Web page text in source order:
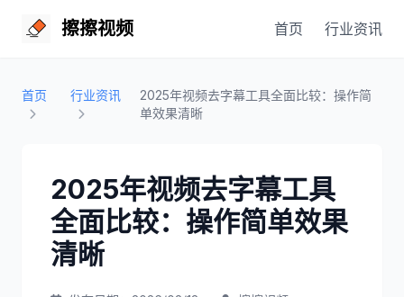
擦擦视频 首页 行业资讯
首页 行业资讯
2025年视频去字幕工具全面比较：操作简
单效果清晰
2025年视频去字幕工具
全面比较：操作简单效果
清晰